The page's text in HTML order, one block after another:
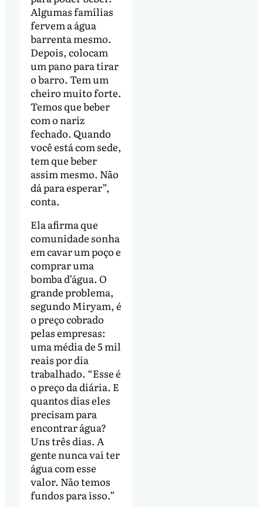
Algumas famílias
fervem a água
barrenta mesmo.
Depois, colocam
um pano para tirar
o barro. Tem um
cheiro muito forte.
Temos que beber
com o nariz
fechado. Quando
você está com sede,
tem que beber
assim mesmo. Não
dá para esperar”,
conta.
Ela afirma que
comunidade sonha
em cavar um poço e
comprar uma
bomba d’água. O
grande problema,
segundo Miryam, é
o preço cobrado
pelas empresas:
uma média de 5 mil
reais por dia
trabalhado. “Esse é
o preço da diária. E
quantos dias eles
precisam para
encontrar água?
Uns três dias. A
gente nunca vai ter
água com esse
valor. Não temos
fundos para isso.”